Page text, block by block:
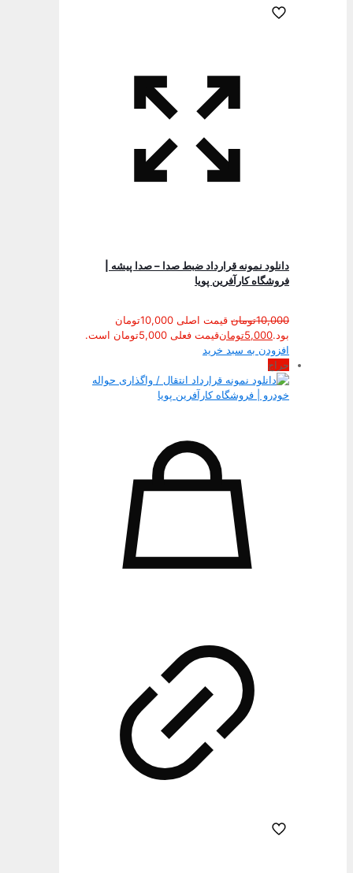
دانلود نمونه قرارداد ضبط صدا – صدا پیشه |
فروشگاه کارآفرین پویا
10,000تومان
قیمت اصلی 10,000تومان
بود.5,000تومانقیمت فعلی 5,000تومان است.
افزودن به سبد خرید
حراج